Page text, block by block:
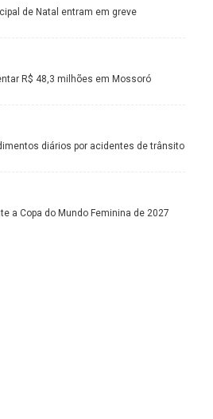
de Natal entram em greve
R$ 48,3 milhões em Mossoró
diários por acidentes de trânsito
a Copa do Mundo Feminina de 2027